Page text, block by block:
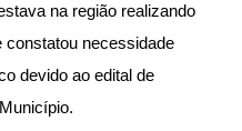
na região realizando
constatou necessidade
devido ao edital de